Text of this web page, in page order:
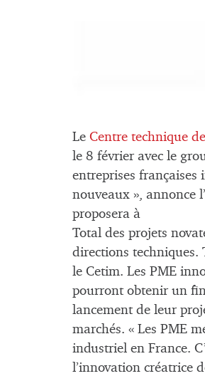
Le Centre technique
le 8 février avec le
entreprises françaises
nouveaux », annonce
proposera à
Total des projets
directions techniques.
le Cetim. Les PME
pourront obtenir un
lancement de leur
marchés. « Les PME
industriel en France.
l’innovation créatrice